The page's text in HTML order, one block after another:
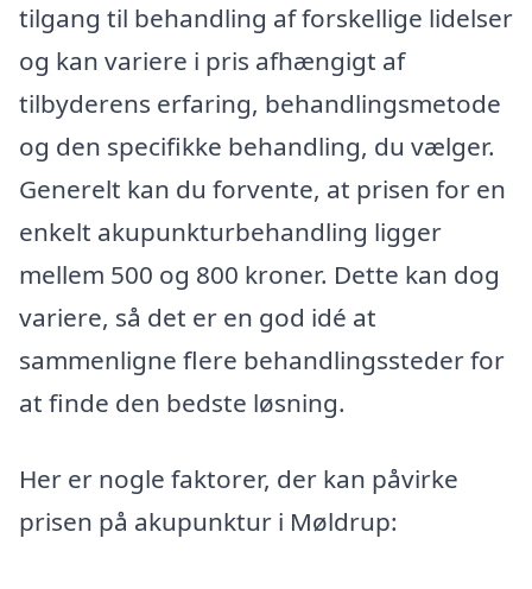
tilgang til behandling af forskellige lidelser
og kan variere i pris afhængigt af
tilbyderens erfaring, behandlingsmetode
og den specifikke behandling, du vælger.
Generelt kan du forvente, at prisen for en
enkelt akupunkturbehandling ligger
mellem 500 og 800 kroner. Dette kan dog
variere, så det er en god idé at
sammenligne flere behandlingssteder for
at finde den bedste løsning.
Her er nogle faktorer, der kan påvirke
prisen på akupunktur i Møldrup: